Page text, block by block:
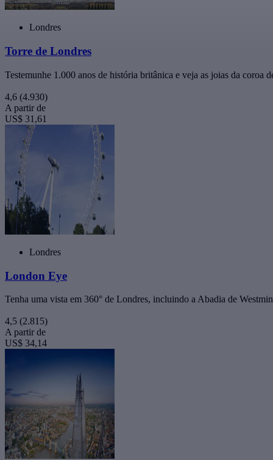
Londres
Torre de Londres
Testemunhe 1.000 anos de história britânica e veja as joias da coroa
4,6 (4.930)
A partir de
US$ 31,61
Londres
London Eye
Tenha uma vista em 360° de Londres, incluindo a Abadia de
4,5 (2.815)
A partir de
US$ 34,14